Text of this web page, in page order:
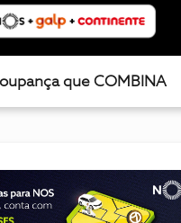
que COMBINA